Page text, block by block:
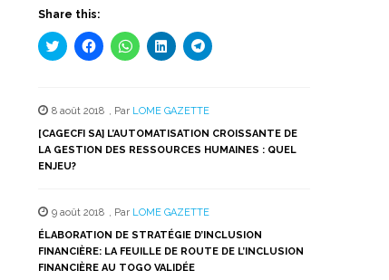
Share this:
Cliquez
pour
une
nouvelle
fenêtre)
Cliquez
pour
une
nouvelle
fenêtre)
Cliquez
pour
une
nouvelle
fenêtre)
Cliquez
pour
une
nouvelle
fenêtre)
Cliquez
pour
une
nouvelle
fenêtre)
8 août 2018 , Par LOME GAZETTE
[CAGECFI SA] L’AUTOMATISATION CROISSANTE DE
LA GESTION DES RESSOURCES HUMAINES : QUEL
ENJEU?
9 août 2018 , Par LOME GAZETTE
ÉLABORATION DE STRATÉGIE D’INCLUSION
FINANCIÈRE: LA FEUILLE DE ROUTE DE L’INCLUSION
FINANCIÈRE AU TOGO VALIDÉE